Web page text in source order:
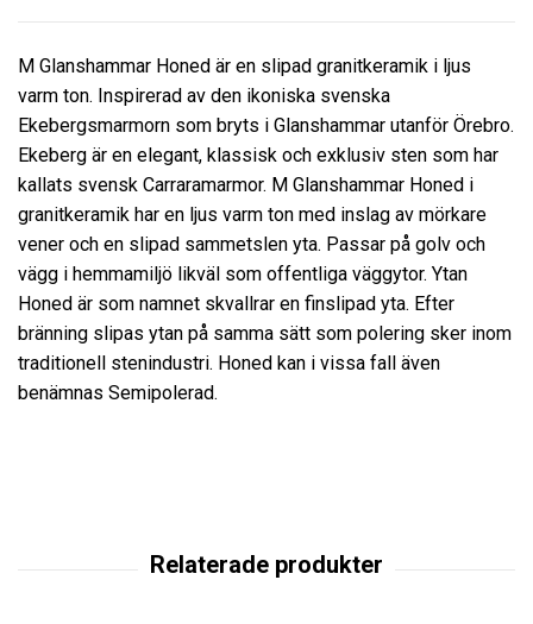
M Glanshammar Honed är en slipad granitkeramik i ljus
varm ton. Inspirerad av den ikoniska svenska
Ekebergsmarmorn som bryts i Glanshammar utanför Örebro.
Ekeberg är en elegant, klassisk och exklusiv sten som har
kallats svensk Carraramarmor. M Glanshammar Honed i
granitkeramik har en ljus varm ton med inslag av mörkare
vener och en slipad sammetslen yta. Passar på golv och
vägg i hemmamiljö likväl som offentliga väggytor. Ytan
Honed är som namnet skvallrar en finslipad yta. Efter
bränning slipas ytan på samma sätt som polering sker inom
traditionell stenindustri. Honed kan i vissa fall även
benämnas Semipolerad.